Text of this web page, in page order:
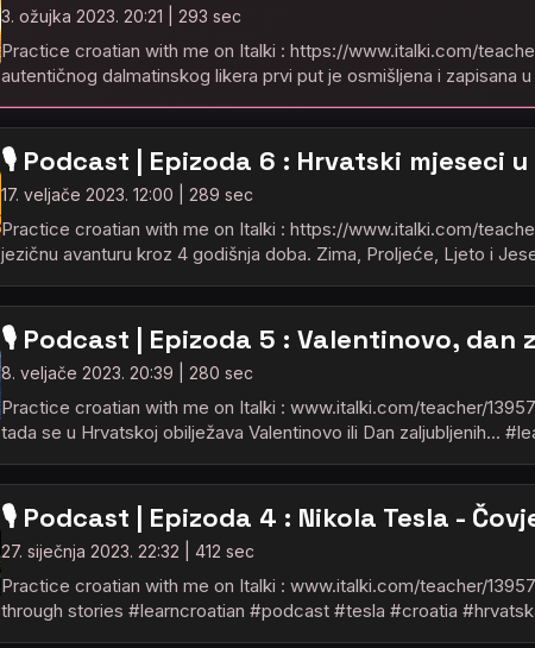
3. ožujka 2023. 20:21 | 293 sec
Practice croatian with me on Italki : https://www.italki.com/
autentičnog dalmatinskog likera prvi put je osmišljena i zapisana
🎙️ Podcast | Epizoda 6 : Hrvatski mjeseci
17. veljače 2023. 12:00 | 289 sec
Practice croatian with me on Italki : https://www.italki.com/
jezičnu avanturu kroz 4 godišnja doba. Zima, Proljeće, Ljeto i
🎙️ Podcast | Epizoda 5 : Valentinovo,
8. veljače 2023. 20:39 | 280 sec
Practice croatian with me on Italki : www.italki.com/teacher/
tada se u Hrvatskoj obilježava Valentinovo ili Dan zaljubljenih...
🎙️ Podcast | Epizoda 4 : Nikola Tesla -
27. siječnja 2023. 22:32 | 412 sec
Practice croatian with me on Italki : www.italki.com/teacher/
through stories #learncroatian #podcast #tesla #croatia